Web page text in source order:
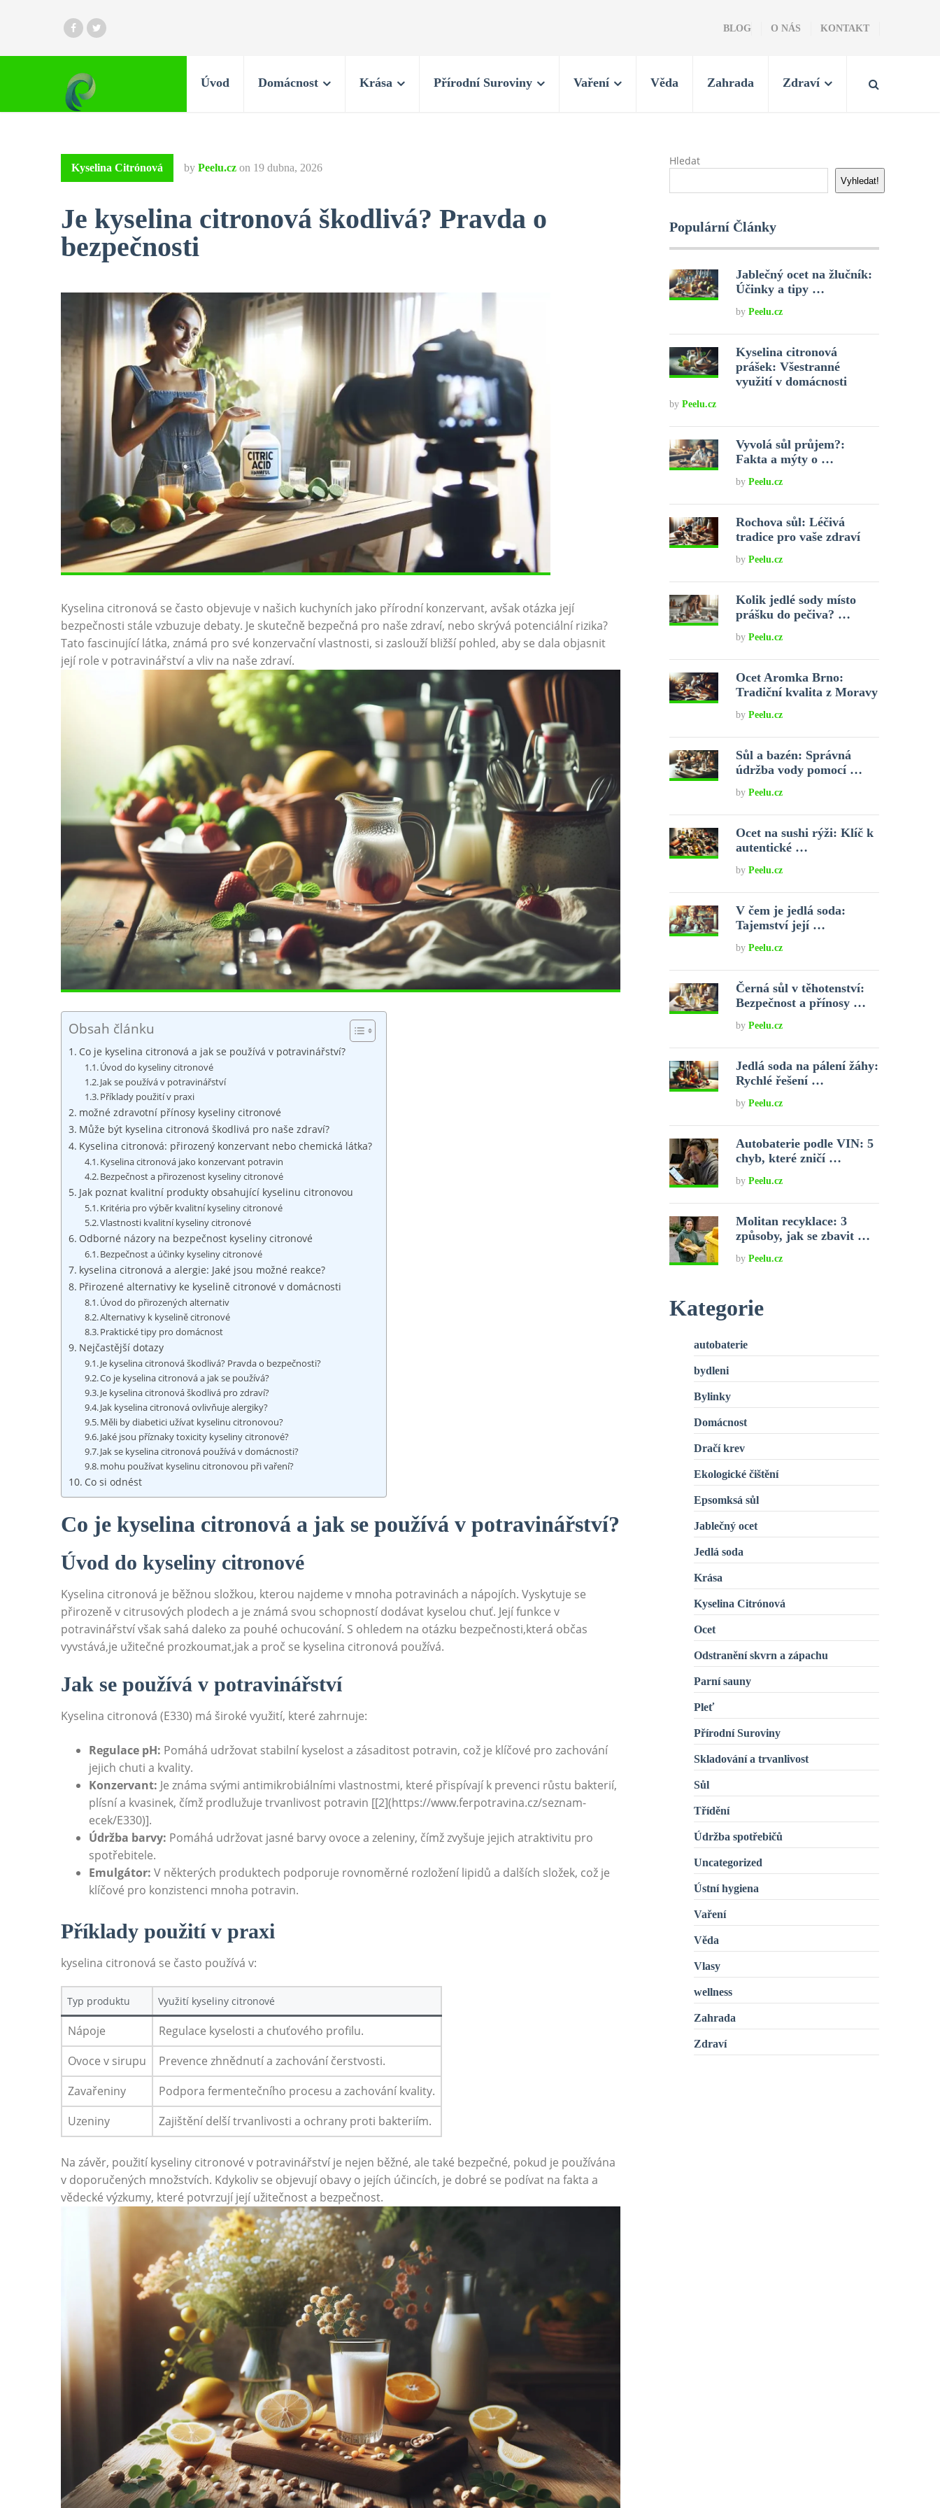
BLOG O NÁS KONTAKT
Úvod Domácnost Krása Přírodní Suroviny Vaření Věda Zahrada Zdraví
Kyselina Citrónová by Peelu.cz on 19 dubna, 2026
Je kyselina citronová škodlivá? Pravda o
bezpečnosti
Kyselina citronová se často objevuje v našich kuchyních jako přírodní konzervant, avšak otázka její
bezpečnosti stále vzbuzuje debaty. Je skutečně bezpečná pro naše zdraví, nebo skrývá potenciální rizika?
Tato fascinující látka, známá pro své konzervační vlastnosti, si zaslouží bližší pohled, aby se dala objasnit
její role v potravinářství a vliv na naše zdraví.
Obsah článku
Co je kyselina citronová a jak se používá v potravinářství?
Úvod do kyseliny citronové
Jak se používá v potravinářství
Příklady použití v praxi
možné zdravotní přínosy kyseliny citronové
Může být kyselina citronová škodlivá pro naše zdraví?
Kyselina citronová: přirozený konzervant nebo chemická látka?
Kyselina citronová jako konzervant potravin
Bezpečnost a přirozenost kyseliny citronové
Jak poznat kvalitní produkty obsahující kyselinu citronovou
Kritéria pro výběr kvalitní kyseliny citronové
Vlastnosti kvalitní kyseliny citronové
Odborné názory na bezpečnost kyseliny citronové
Bezpečnost a účinky kyseliny citronové
kyselina citronová a alergie: Jaké jsou možné reakce?
Přirozené alternativy ke kyselině citronové v domácnosti
Úvod do přirozených alternativ
Alternativy k kyselině citronové
Praktické tipy pro domácnost
Nejčastější dotazy
Je kyselina citronová škodlivá? Pravda o bezpečnosti?
Co je kyselina citronová a jak se používá?
Je kyselina citronová škodlivá pro zdraví?
Jak kyselina citronová ovlivňuje alergiky?
Měli by diabetici užívat kyselinu citronovou?
Jaké jsou příznaky toxicity kyseliny citronové?
Jak se kyselina citronová používá v domácnosti?
mohu používat kyselinu citronovou při vaření?
Co si odnést
Co je kyselina citronová a jak se používá v potravinářství?
Úvod do kyseliny citronové
Kyselina citronová je běžnou složkou, kterou najdeme v mnoha potravinách a nápojích. Vyskytuje se
přirozeně v citrusových plodech a je známá svou schopností dodávat kyselou chuť. Její funkce v
potravinářství však sahá daleko za pouhé ochucování. S ohledem na otázku bezpečnosti,která občas
vyvstává,je užitečné prozkoumat,jak a proč se kyselina citronová používá.
Jak se používá v potravinářství
Kyselina citronová (E330) má široké využití, které zahrnuje:
Regulace pH: Pomáhá udržovat stabilní kyselost a zásaditost potravin, což je klíčové pro zachování
jejich chuti a kvality.
Konzervant: Je známa svými antimikrobiálními vlastnostmi, které přispívají k prevenci růstu bakterií,
plísní a kvasinek, čímž prodlužuje trvanlivost potravin [[2](https://www.ferpotravina.cz/seznam-
ecek/E330)].
Údržba barvy: Pomáhá udržovat jasné barvy ovoce a zeleniny, čímž zvyšuje jejich atraktivitu pro
spotřebitele.
Emulgátor: V některých produktech podporuje rovnoměrné rozložení lipidů a dalších složek, což je
klíčové pro konzistenci mnoha potravin.
Příklady použití v praxi
kyselina citronová se často používá v:
Typ produktu Využití kyseliny citronové
Nápoje
Regulace kyselosti a chuťového profilu.
Ovoce v sirupu
Prevence zhnědnutí a zachování čerstvosti.
Zavařeniny
Podpora fermentečního procesu a zachování kvality.
Uzeniny
Zajištění delší trvanlivosti a ochrany proti bakteriím.
Na závěr, použití kyseliny citronové v potravinářství je nejen běžné, ale také bezpečné, pokud je používána
v doporučených množstvích. Kdykoliv se objevují obavy o jejích účincích, je dobré se podívat na fakta a
vědecké výzkumy, které potvrzují její užitečnost a bezpečnost.
Hledat
Vyhledat!
Populární Články
Jablečný ocet na žlučník:
Účinky a tipy …
byPeelu.cz
Kyselina citronová
prášek: Všestranné
využití v domácnosti
by Peelu.cz
Vyvolá sůl průjem?:
Fakta a mýty o …
byPeelu.cz
Rochova sůl: Léčivá
tradice pro vaše zdraví
byPeelu.cz
Kolik jedlé sody místo
prášku do pečiva? …
byPeelu.cz
Ocet Aromka Brno:
Tradiční kvalita z Moravy
byPeelu.cz
Sůl a bazén: Správná
údržba vody pomocí …
byPeelu.cz
Ocet na sushi rýži: Klíč k
autentické …
byPeelu.cz
V čem je jedlá soda:
Tajemství její …
byPeelu.cz
Černá sůl v těhotenství:
Bezpečnost a přínosy …
byPeelu.cz
Jedlá soda na pálení žáhy:
Rychlé řešení …
byPeelu.cz
Autobaterie podle VIN: 5
chyb, které zničí …
byPeelu.cz
Molitan recyklace: 3
způsoby, jak se zbavit …
byPeelu.cz
Kategorie
autobaterie
bydleni
Bylinky
Domácnost
Dračí krev
Ekologické čištění
Epsomksá sůl
Jablečný ocet
Jedlá soda
Krása
Kyselina Citrónová
Ocet
Odstranění skvrn a zápachu
Parní sauny
Pleť
Přírodní Suroviny
Skladování a trvanlivost
Sůl
Třídění
Údržba spotřebičů
Uncategorized
Ústní hygiena
Vaření
Věda
Vlasy
wellness
Zahrada
Zdraví